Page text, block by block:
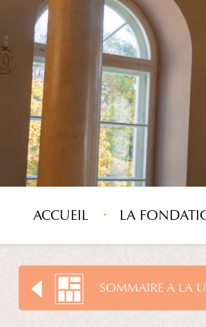
ACCUEIL LA
SOMMAIRE A LA